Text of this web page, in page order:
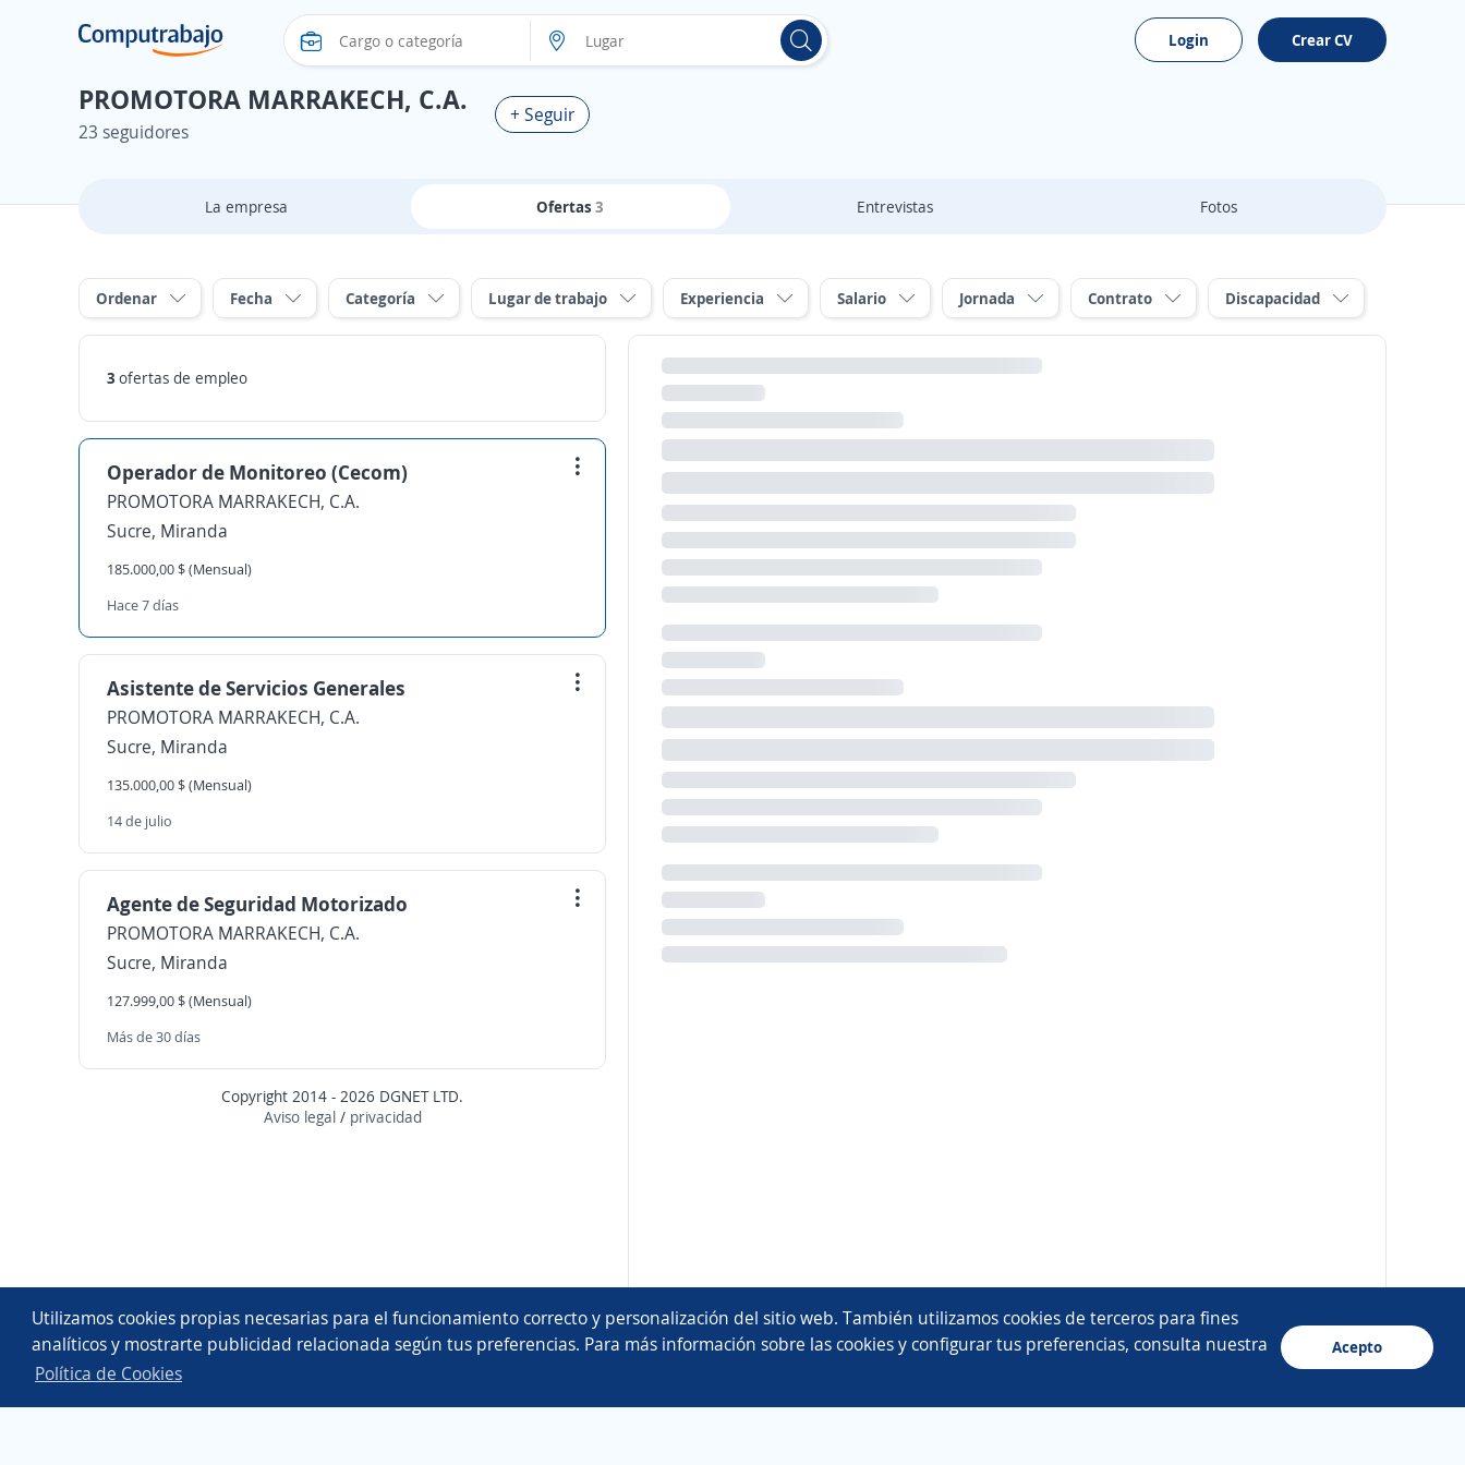
Utilizamos cookies propias necesarias para el funcionamiento correcto y personalización del sitio web. También utilizamos cookies de terceros para fines
analíticos y mostrarte publicidad relacionada según tus preferencias. Para más información sobre las cookies y configurar tus preferencias, consulta nuestra
Política de Cookies
Acepto
Login Crear CV
PROMOTORA MARRAKECH, C.A.
23 seguidores
+ Seguir
La empresa Ofertas3 Entrevistas Fotos
Ordenar Fecha Categoría Lugar de trabajo Experiencia Salario Jornada Contrato Discapacidad
3 ofertas de empleo
Operador de Monitoreo (Cecom)
PROMOTORA MARRAKECH, C.A.
Sucre, Miranda
185.000,00 $ (Mensual)
Hace 7 días
Asistente de Servicios Generales
PROMOTORA MARRAKECH, C.A.
Sucre, Miranda
135.000,00 $ (Mensual)
14 de julio
Agente de Seguridad Motorizado
PROMOTORA MARRAKECH, C.A.
Sucre, Miranda
127.999,00 $ (Mensual)
Más de 30 días
Copyright 2014 - 2026 DGNET LTD.
Aviso legal/ privacidad